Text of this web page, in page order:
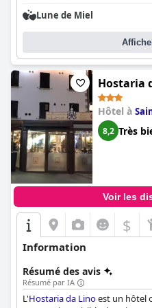
ce qui en fait un choix pratique
voiture. Les lits sont
un aspect fondamental de
est une excellente option pour
séjour pratique et confortable
Lune de Miel
Hostaria
Hôtel à
8,2 Très
Voir les
$
Information
Résumé des avis
Résumé par IA
L'Hostaria da Linoest un hôtel